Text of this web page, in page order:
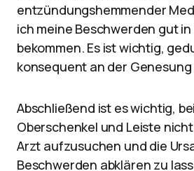
entzündungshemmender
ich meine Beschwerden gut
bekommen. Es ist wichtig,
konsequent an der Genesung
Abschließend ist es wichtig,
Oberschenkel und Leiste
Arzt aufzusuchen und die
Beschwerden abklären zu